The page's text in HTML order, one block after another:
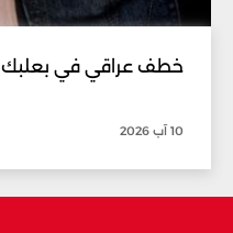
خطف عراقي في بعلبك
10 آب 2026